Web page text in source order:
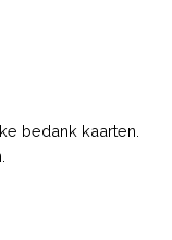
bedank kaarten.